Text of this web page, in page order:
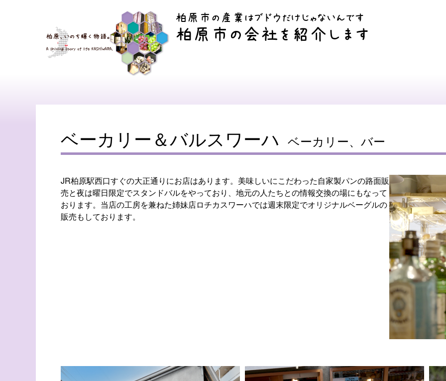
柏原市の産業はブドウだけじゃないんです
柏原市の会社を紹介します
ベーカリー＆バルスワーハ ベーカリー、バー
JR柏原駅西口すぐの大正通りにお店はあります。美味しいにこだわった自家製パンの路面販
売と夜は曜日限定でスタンドバルをやっており、地元の人たちとの情報交換の場にもなって
おります。当店の工房を兼ねた姉妹店ロチカスワーハでは週末限定でオリジナルベーグルの
販売もしております。